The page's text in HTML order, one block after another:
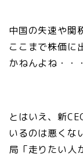
中国の失速や関
ここまで株価に
かねんよね・・・
とはいえ、新
いるのは悪くな
局「走りたい人